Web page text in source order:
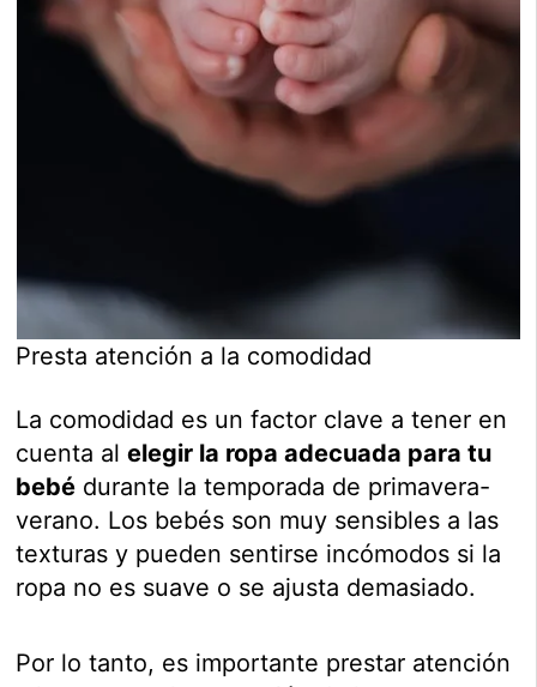
Presta atención a la comodidad
La comodidad es un factor clave a tener en
cuenta alelegir la ropa adecuada para tu
bebé durante la temporada de primavera-
verano. Los bebés son muy sensibles a las
texturas y pueden sentirse incómodos si la
ropa no es suave o se ajusta demasiado.
Por lo tanto, es importante prestar atención